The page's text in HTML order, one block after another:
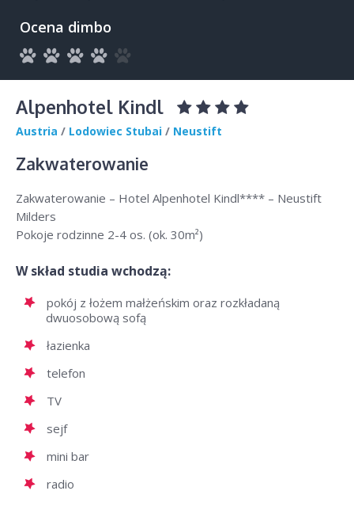
Ocena dimbo
Alpenhotel Kindl
Austria / Lodowiec Stubai / Neustift
Zakwaterowanie
Zakwaterowanie – Hotel Alpenhotel Kindl**** – Neustift
Milders
Pokoje rodzinne 2-4 os. (ok. 30m²)
W skład studia wchodzą:
pokój z łożem małżeńskim oraz rozkładaną
dwuosobową sofą
łazienka
telefon
TV
sejf
mini bar
radio